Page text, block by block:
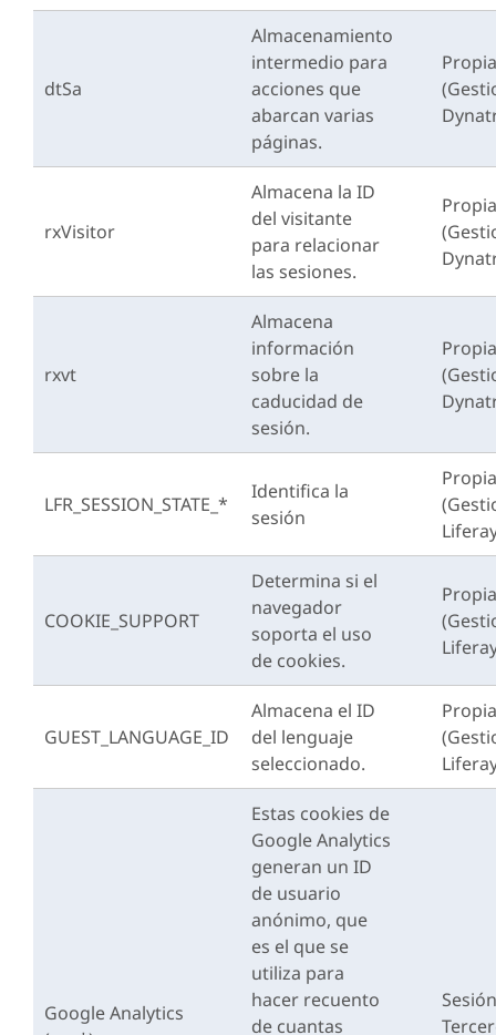
dtSa
Almacenamiento
intermedio para
acciones que
abarcan varias
páginas.
Propia
rxVisitor
Almacena la ID
del visitante
para relacionar
las sesiones.
Propia
rxvt
Almacena
información
sobre la
caducidad de
sesión.
Propia
LFR_SESSION_STATE_*
Identifica la
sesión
Propia
COOKIE_SUPPORT
Determina si el
navegador
soporta el uso
de cookies.
Propia
GUEST_LANGUAGE_ID
Almacena el ID
del lenguaje
seleccionado.
Propia
Google Analytics
Estas cookies de
Google Analytics
generan un ID
de usuario
anónimo, que
es el que se
utiliza para
hacer recuento
de cuantas
Sesión